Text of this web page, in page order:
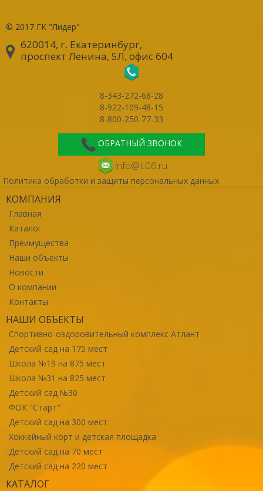
© 2017 ГК "Лидер"
620014, г. Екатеринбург,
проспект Ленина, 5Л, офис 604
8-343-272-68-28
8-922-109-48-15
8-800-250-77-33
ОБРАТНЫЙ ЗВОНОК
info@L06.ru
Политика обработки и защиты персональных данных
КОМПАНИЯ
Главная
Каталог
Преимущества
Наши объекты
Новости
О компании
Контакты
НАШИ ОБЪЕКТЫ
Спортивно-оздоровительный комплекс Атлант
Детский сад на 175 мест
Школа №19 на 875 мест
Школа №31 на 825 мест
Детский сад №30
ФОК "Старт"
Детский сад на 300 мест
Хоккейный корт и детская площадка
Детский сад на 70 мест
Детский сад на 220 мест
КАТАЛОГ